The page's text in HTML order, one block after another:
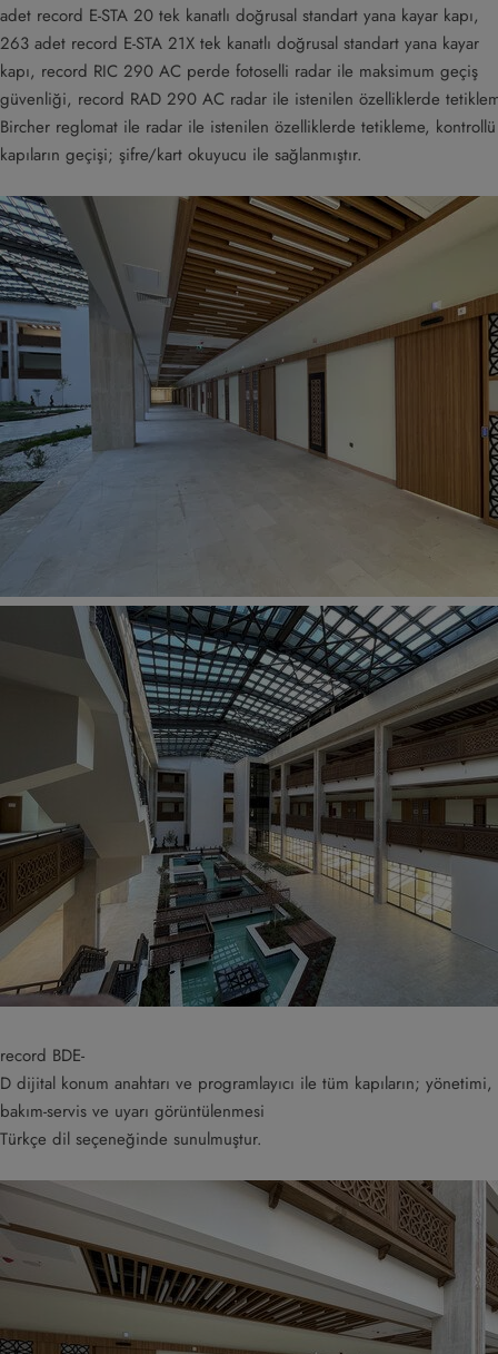
adet record E-STA 20 tek kanatlı doğrusal standart yana kayar kapı,
263 adet record E-STA 21X tek kanatlı doğrusal standart yana kayar
kapı, record RIC 290 AC perde fotoselli radar ile maksimum geçiş
güvenliği, record RAD 290 AC radar ile istenilen özelliklerde
Bircher reglomat ile radar ile istenilen özelliklerde tetikleme, kontrollü
kapıların geçişi; şifre/kart okuyucu ile sağlanmıştır.
record BDE-
D dijital konum anahtarı ve programlayıcı ile tüm kapıların; yönetimi,
bakım-servis ve uyarı görüntülenmesi
Türkçe dil seçeneğinde sunulmuştur.